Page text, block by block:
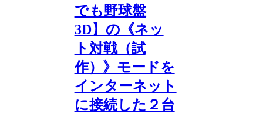
でも野球盤
3D】の《ネッ
ト対戦（試
作）》モードを
インターネット
に接続した２台